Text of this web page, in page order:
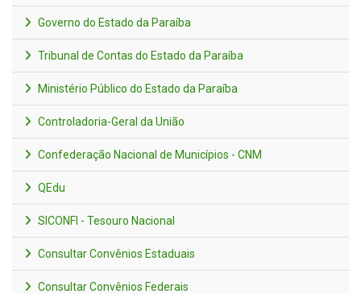
Governo do Estado da Paraíba
Tribunal de Contas do Estado da Paraíba
Ministério Público do Estado da Paraíba
Controladoria-Geral da União
Confederação Nacional de Municípios - CNM
QEdu
SICONFI - Tesouro Nacional
Consultar Convênios Estaduais
Consultar Convênios Federais